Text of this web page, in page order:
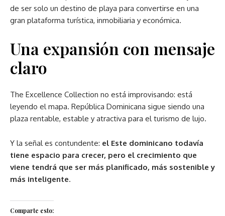
de ser solo un destino de playa para convertirse en una
gran plataforma turística, inmobiliaria y económica.
Una expansión con mensaje
claro
The Excellence Collection no está improvisando: está
leyendo el mapa. República Dominicana sigue siendo una
plaza rentable, estable y atractiva para el turismo de lujo.
Y la señal es contundente: el Este dominicano todavía
tiene espacio para crecer, pero el crecimiento que
viene tendrá que ser más planificado, más sostenible y
más inteligente.
Comparte esto: